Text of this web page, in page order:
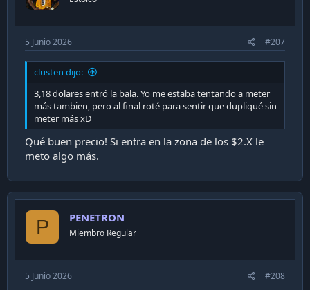
5 Junio 2026 #207
clusten dijo:
3,18 dolares entró la bala. Yo me estaba tentando a meter
más tambien, pero al final roté para sentir que dupliqué sin
meter más xD
Qué buen precio! Si entra en la zona de los $2.X le
meto algo más.
P PENETRON
Miembro Regular
5 Junio 2026 #208